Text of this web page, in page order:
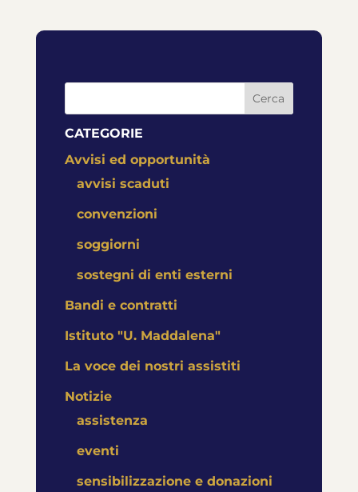
Cerca
CATEGORIE
Avvisi ed opportunità
avvisi scaduti
convenzioni
soggiorni
sostegni di enti esterni
Bandi e contratti
Istituto "U. Maddalena"
La voce dei nostri assistiti
Notizie
assistenza
eventi
sensibilizzazione e donazioni